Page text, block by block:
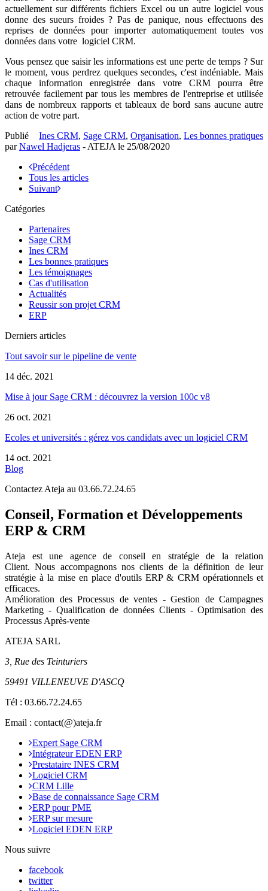
actuellement sur différents fichiers Excel ou un autre logiciel vous
donne des sueurs froides ? Pas de panique, nous effectuons des
reprises de données pour importer automatiquement toutes vos
données dans votre logiciel CRM.
Vous pensez que saisir les informations est une perte de temps ? Sur
le moment, vous perdrez quelques secondes, c'est indéniable. Mais
chaque information enregistrée dans votre CRM pourra être
retrouvée facilement par tous les membres de l'entreprise et utilisée
dans de nombreux rapports et tableaux de bord sans aucune autre
action de votre part.
Ines CRM, Sage CRM, Organisation, Les bonnes pratiques
Publié
parNawel Hadjeras - ATEJA le 25/08/2020
Précédent
Tous les articles
Suivant
Catégories
Partenaires
Sage CRM
Ines CRM
Les bonnes pratiques
Les témoignages
Cas d'utilisation
Actualités
Reussir son projet CRM
ERP
Derniers articles
Tout savoir sur le pipeline de vente
14 déc. 2021
Mise à jour Sage CRM : découvrez la version 100c v8
26 oct. 2021
Ecoles et universités : gérez vos candidats avec un logiciel CRM
14 oct. 2021
Blog
Contactez Ateja au 03.66.72.24.65
Conseil, Formation et Développements
ERP & CRM
Ateja est une agence de conseil en stratégie de la relation
Client.Nous accompagnons nos clients de la définition de leur
stratégie à la mise en place d'outils ERP & CRM opérationnels et
efficaces.
Amélioration des Processus de ventes - Gestion de Campagnes
Marketing - Qualification de données Clients - Optimisation des
Processus Après-vente
ATEJA SARL
3, Rue des Teinturiers
59491 VILLENEUVE D'ASCQ
Tél : 03.66.72.24.65
Email : contact(@)ateja.fr
Expert Sage CRM
Intégrateur EDEN ERP
Prestataire INES CRM
Logiciel CRM
CRM Lille
Base de connaissance Sage CRM
ERP pour PME
ERP sur mesure
Logiciel EDEN ERP
Nous suivre
facebook
twitter